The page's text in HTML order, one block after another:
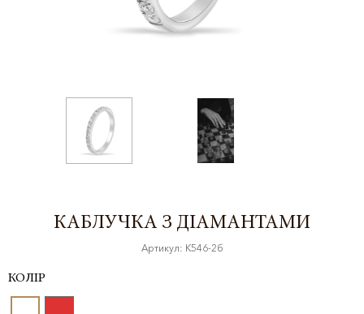
КАБЛУЧКА З ДІАМАНТАМИ
Артикул: К546-2б
КОЛІР